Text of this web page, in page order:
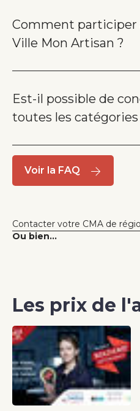
Voir la FAQ
Comment participer
Ville Mon Artisan ?
Est-il possible de
toutes les catégories
Ou bien...
Contacter votre CMA de
Les prix de